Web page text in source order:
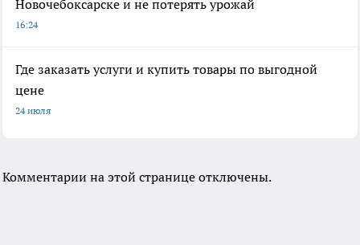
Новочебоксарске и не потерять урожай
16:24
Где заказать услуги и купить товары по выгодной
цене
24 июля
Комментарии на этой странице отключены.